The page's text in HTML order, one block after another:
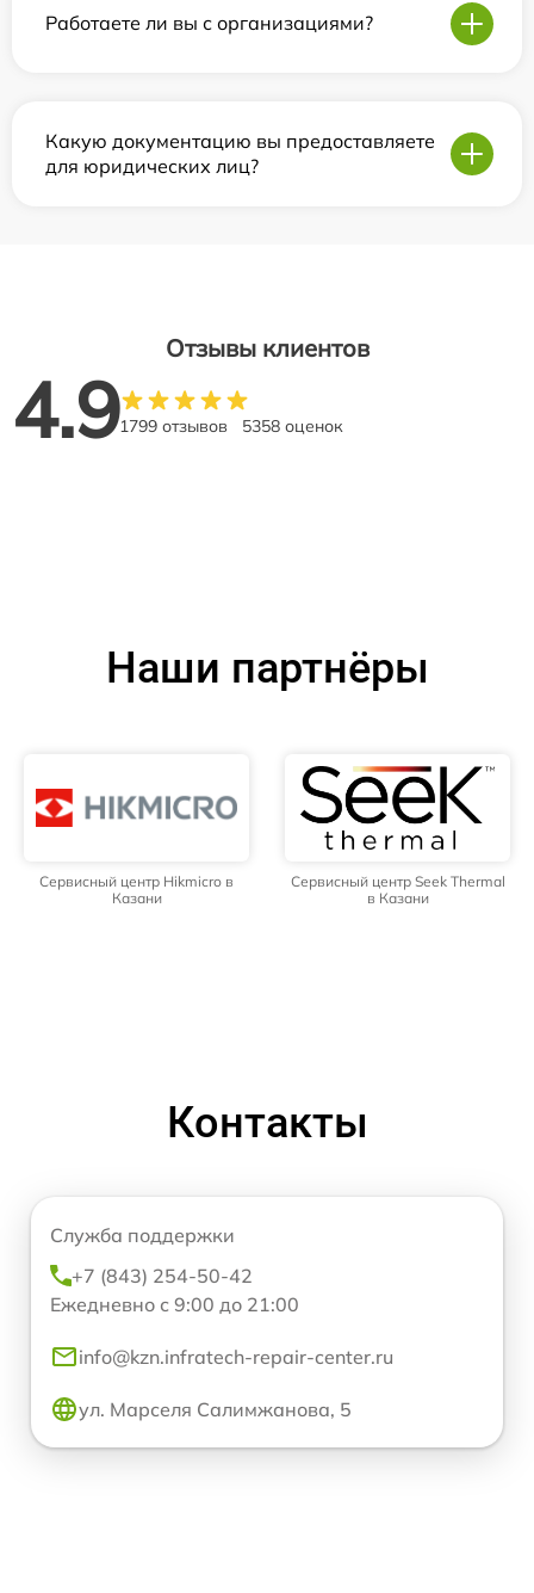
Работаете ли вы с организациями?
Какую документацию вы предоставляете
для юридических лиц?
Отзывы клиентов
4.91799 отзывов 5358 оценок
Наши партнёры
Сервисный центр Hikmicro в
Казани
Сервисный центр Seek Thermal
в Казани
Контакты
Служба поддержки
+7 (843) 254-50-42
Ежедневно с 9:00 до 21:00
info@kzn.infratech-repair-center.ru
ул. Марселя Салимжанова, 5